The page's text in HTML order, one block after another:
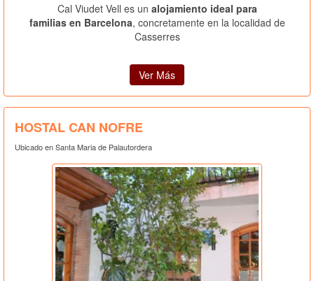
Cal Viudet Vell es un alojamiento ideal para
familias en Barcelona, concretamente en la localidad de
Casserres
Ver Más
HOSTAL CAN NOFRE
Ubicado en Santa Maria de Palautordera